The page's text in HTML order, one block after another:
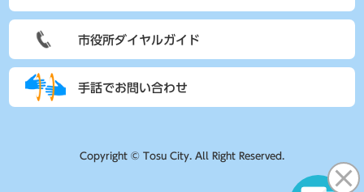
市役所ダイヤルガイド
手話でお問い合わせ
Copyright © Tosu City. All Right Reserved.